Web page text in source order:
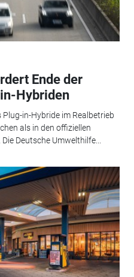
Ende der
Hybriden
Plug-in-Hybride im Realbetrieb
als in den offiziellen
Deutsche Umwelthilfe...